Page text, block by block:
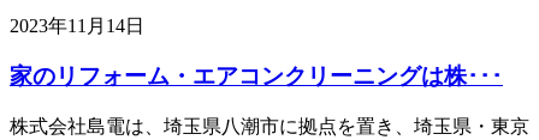
2023年11月14日
家のリフォーム・エアコンクリーニングは株･･･
株式会社島電は、埼玉県八潮市に拠点を置き、埼玉県・東京